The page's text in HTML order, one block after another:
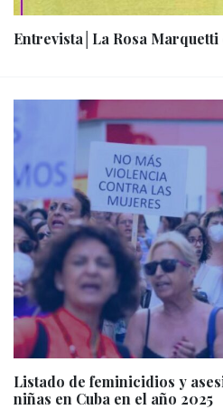
Entrevista│La Rosa Marquetti
Listado de feminicidios y
niñas en Cuba en el año 2025